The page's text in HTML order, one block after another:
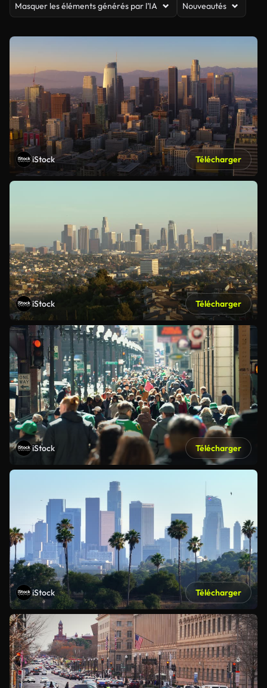
Masquer les éléments générés par l’IA Nouveautés
iStock Télécharger
iStock Télécharger
iStock Télécharger
iStock Télécharger